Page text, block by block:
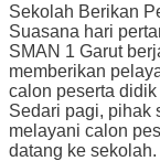
Sekolah Berikan
Suasana hari
SMAN 1 Garut
memberikan
calon peserta didik
Sedari pagi, pihak
melayani calon
datang ke sekolah.